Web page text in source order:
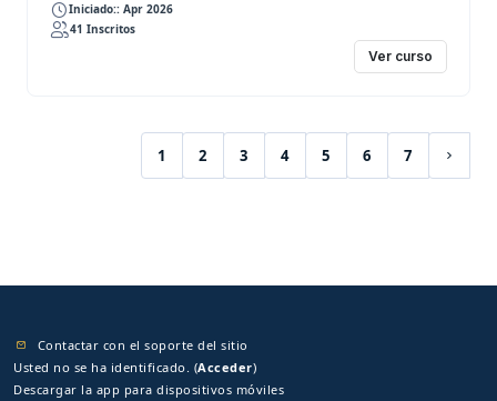
Iniciado:: Apr 2026
41 Inscritos
Ver curso
1
(current)
2 3 4 5 6 7
Contactar con el soporte del sitio
Usted no se ha identificado. (Acceder)
Descargar la app para dispositivos móviles